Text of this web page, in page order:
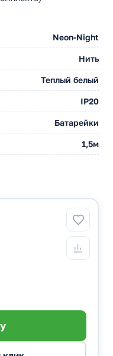
Neon-Night
Нить
Теплый белый
IP20
Батарейки
1,5м